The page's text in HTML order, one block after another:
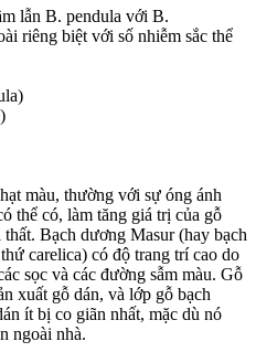
lẫn B. pendula với B.
riêng biệt với số nhiễm sắc thể
màu, thường với sự óng ánh
thể có, làm tăng giá trị của gỗ
Bạch dương Masur (hay bạch
carelica) có độ trang trí cao do
sọc và các đường sẫm màu. Gỗ
xuất gỗ dán, và lớp gỗ bạch
ít bị co giãn nhất, mặc dù nó
ngoài nhà.